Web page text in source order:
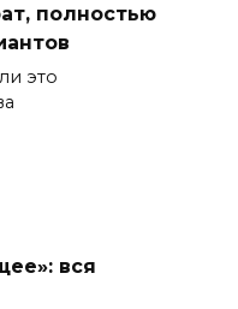
полностью
это
вся